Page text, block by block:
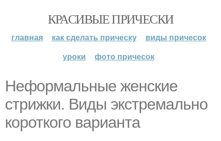
КРАСИВЫЕ ПРИЧЕСКИ
главная как сделать прическу
виды причесок
уроки
фото причесок
Неформальные женские
стрижки. Виды экстремально
короткого варианта